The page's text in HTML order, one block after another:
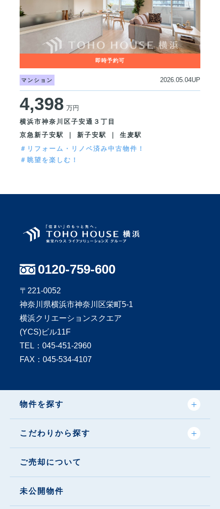
マンション 2026.05.04UP
4,398 万円
横浜市神奈川区子安通３丁目
京急新子安駅 ｜ 新子安駅 ｜ 生麦駅
＃リフォーム・リノベ済み中古物件！
＃眺望を楽しむ！
0120-759-600
〒221-0052
神奈川県横浜市神奈川区栄町5-1
横浜クリエーションスクエア
(YCS)ビル11F
TEL： 045-451-2960
FAX：045-534-4107
物件を探す
こだわりから探す
ご売却について
未公開物件